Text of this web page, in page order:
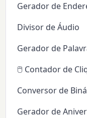
Gerador de
Divisor de Áudio
Gerador de
🖱️ Contador de
Conversor de
Gerador de